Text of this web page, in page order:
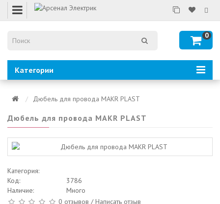
0
Категории
Дюбель для провода MAKR PLAST
Дюбель для провода MAKR PLAST
Категория:
Код:
3786
Наличие:
Много
0 отзывов /Написать отзыв